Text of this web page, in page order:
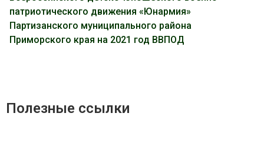
патриотического движения «Юнармия»
Партизанского муниципального района
Приморского края на 2021 год ВВПОД
Полезные ссылки